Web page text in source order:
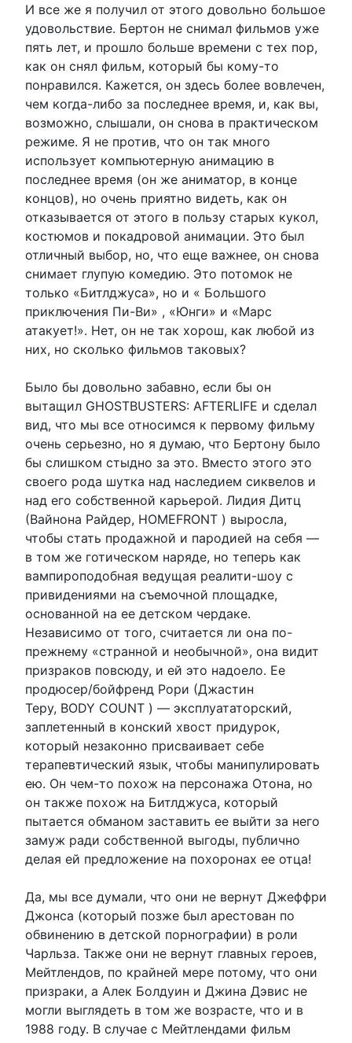
И все же я получил от этого довольно большое
удовольствие. Бертон не снимал фильмов уже
пять лет, и прошло больше времени с тех пор,
как он снял фильм, который бы кому-то
понравился. Кажется, он здесь более вовлечен,
чем когда-либо за последнее время, и, как вы,
возможно, слышали, он снова в практическом
режиме. Я не против, что он так много
использует компьютерную анимацию в
последнее время (он же аниматор, в конце
концов), но очень приятно видеть, как он
отказывается от этого в пользу старых кукол,
костюмов и покадровой анимации. Это был
отличный выбор, но, что еще важнее, он снова
снимает глупую комедию. Это потомок не
только «Битлджуса», но и « Большого
приключения Пи-Ви» , «Юнги» и «Марс
атакует!». Нет, он не так хорош, как любой из
них, но сколько фильмов таковых?
Было бы довольно забавно, если бы он
вытащил GHOSTBUSTERS: AFTERLIFE и сделал
вид, что мы все относимся к первому фильму
очень серьезно, но я думаю, что Бертону было
бы слишком стыдно за это. Вместо этого это
своего рода шутка над наследием сиквелов и
над его собственной карьерой. Лидия Дитц
(Вайнона Райдер, HOMEFRONT ) выросла,
чтобы стать продажной и пародией на себя —
в том же готическом наряде, но теперь как
вампироподобная ведущая реалити-шоу с
привидениями на съемочной площадке,
основанной на ее детском чердаке.
Независимо от того, считается ли она по-
прежнему «странной и необычной», она видит
призраков повсюду, и ей это надоело. Ее
продюсер/бойфренд Рори (Джастин
Теру, BODY COUNT ) — эксплуататорский,
заплетенный в конский хвост придурок,
который незаконно присваивает себе
терапевтический язык, чтобы манипулировать
ею. Он чем-то похож на персонажа Отона, но
он также похож на Битлджуса, который
пытается обманом заставить ее выйти за него
замуж ради собственной выгоды, публично
делая ей предложение на похоронах ее отца!
Да, мы все думали, что они не вернут Джеффри
Джонса (который позже был арестован по
обвинению в детской порнографии) в роли
Чарльза. Также они не вернут главных героев,
Мейтлендов, по крайней мере потому, что они
призраки, а Алек Болдуин и Джина Дэвис не
могли выглядеть в том же возрасте, что и в
1988 году. В случае с Мейтлендами фильм